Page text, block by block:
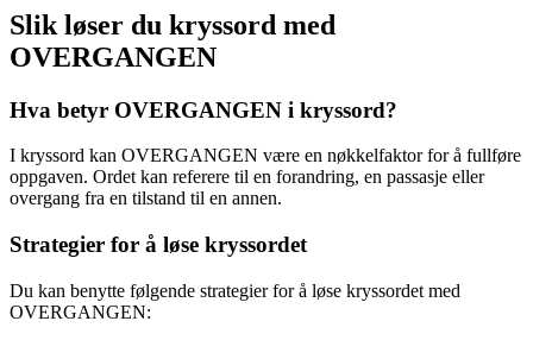
Slik løser du kryssord med
OVERGANGEN
Hva betyr OVERGANGEN i kryssord?
I kryssord kan OVERGANGEN være en nøkkelfaktor for å fullføre
oppgaven. Ordet kan referere til en forandring, en passasje eller
overgang fra en tilstand til en annen.
Strategier for å løse kryssordet
Du kan benytte følgende strategier for å løse kryssordet med
OVERGANGEN: